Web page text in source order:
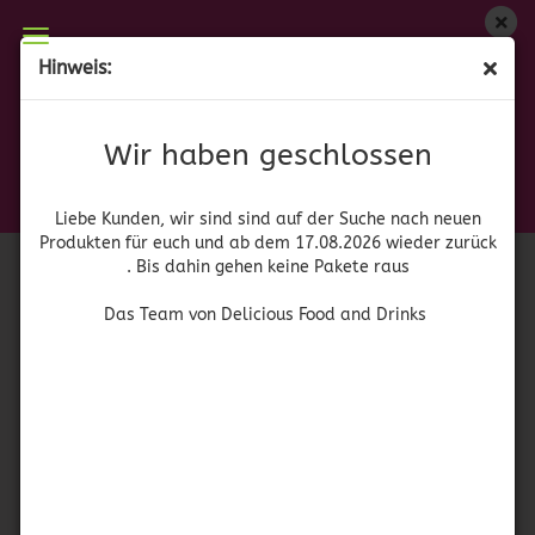
Hinweis:
Wir haben geschlossen
Liebe Kunden, wir sind sind auf der Suche nach neuen
Produkten für euch und ab dem 17.08.2026 wieder zurück
. Bis dahin gehen keine Pakete raus
Das Team von Delicious Food and Drinks
Wir haben geschlossen
zurück. Bis dahin gehen keine Pakete raus
Das Team von Delicious Food and Drinks
52840)